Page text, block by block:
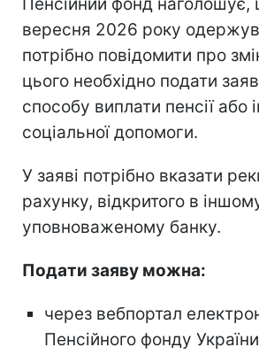
вересня 2026 року
потрібно повідомити про
цього необхідно подати
способу виплати пенсії або
соціальної допомоги.
У заяві потрібно вказати
рахунку, відкритого в
уповноваженому банку.
Подати заяву можна:
через вебпортал
Пенсійного фонду